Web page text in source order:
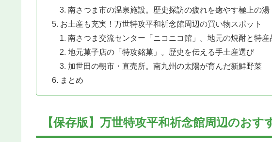
南さつま市の温泉施設。歴史探訪の疲れを癒やす極上の湯
お土産も充実！万世特攻平和祈念館周辺の買い物スポット
南さつま交流センター「ニコニコ館」。地元の焼酎と特産
地元菓子店の「特攻銘菓」。歴史を伝える手土産選び
加世田の朝市・直売所。南九州の太陽が育んだ新鮮野菜
まとめ
【保存版】万世特攻平和祈念館周辺のお